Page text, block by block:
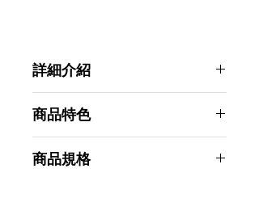
詳細介紹
商品特色
食物管理：不同食材分類儲存管理
商品規格